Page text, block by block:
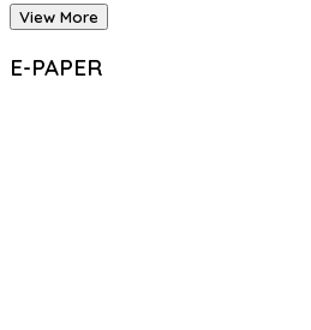
View More
E-PAPER